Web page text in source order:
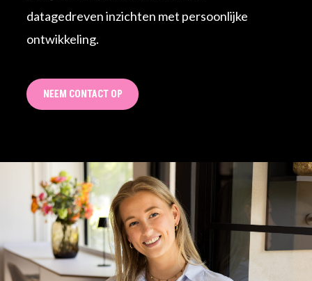
datagedreven inzichten met persoonlijke
ontwikkeling.
NEEM CONTACT OP